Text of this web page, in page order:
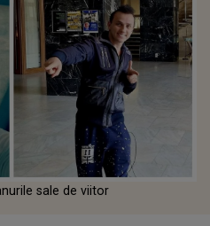
sale de viitor